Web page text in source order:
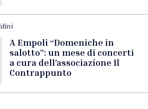
A Empoli “Domeniche in
salotto”: un mese di concerti
a cura dell’associazione Il
Contrappunto